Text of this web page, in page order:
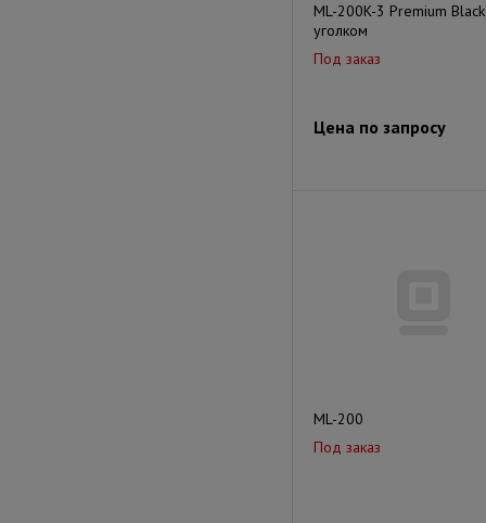
ML-200K-3 Premium
уголком
Под заказ
Цена по запросу
ML-200
Под заказ